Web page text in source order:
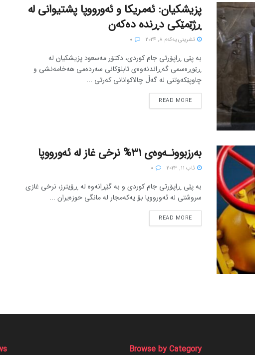
پزیشکیان: ئەمریکا و ئەورووپا پشتیوانی لە
ڕژێمێکی دڕندە دەکەن
تشرینی یه‌كه‌م 8, 2024
بە پێی ڕاپۆرتی جام کوردی، دکتۆر مەسعود پزیشکیان لە
ڕێوڕەسمی گەڕاندنەوەی تابلۆکانی سەردەمی هەخامەنشی و
چاوپێکەوتنی لە گەڵ چالاکوانانی کەرتی ...
READ MORE
بەرزبوونـەوەی 31% نرخی غاز لە ئەورووپا
ئاب 11, 2023
بە پێی ڕاپۆرتی جام کوردی و بە گێڕانەوە لە ڕۆیترز، نرخی غازی
سروشتی لە ئەورووپا بۆ یەکەمجار لە مانگی حوزەیران ...
READ MORE
Browse by Category